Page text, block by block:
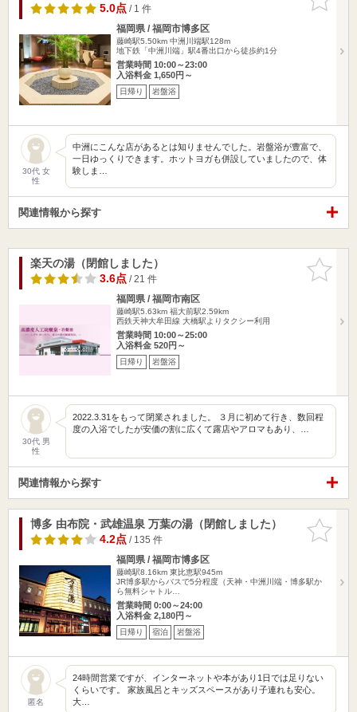
りに追加
5.0点/ 1 件
福岡県 / 福岡市博多区
藤崎駅5.50km 中洲川端駅128m
地下鉄「中洲川端」駅4番出口から徒歩約1分
営業時間 10:00～23:00
入浴料金 1,650円～
日帰り 岩盤浴
30代 女
性
中洲にこんな店があるとは知りませんでした。岩盤浴が豊富で、
一日ゆっくりできます。ホットヨガも併設していましたので、体
験しま…
関連情報から探す
お気に入
りに追加
楽天の湯（閉館しました）
3.6点/ 21 件
福岡県 / 福岡市南区
藤崎駅5.63km 福大前駅2.59km
西鉄天神大牟田線 大橋駅よりタクシー利用
営業時間 10:00～25:00
入浴料金 520円～
日帰り 岩盤浴
30代 男
性
2022.3.31をもって閉業されました。 ３月に初めて行き、数回程
度の入浴でしたが安価の割に広くて露店やアロマもあり、…
関連情報から探す
お気に入
りに追加
博多 由布院・武雄温泉 万葉の湯（閉館しました）
4.2点/ 135 件
福岡県 / 福岡市博多区
藤崎駅8.16km 東比恵駅945m
JR博多駅からバスで5分程度（天神・中洲川端・博多駅か
ら無料シャトル…
営業時間 0:00～24:00
入浴料金 2,180円～
日帰り 宿泊 岩盤浴
匿名
24時間営業ですが、インターネットや本があり1日では足りない
くらいです。 家族風呂とキッズスペースがあり子連れも安心。
大…